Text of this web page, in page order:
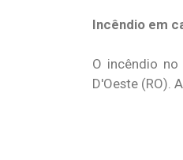
Incêndio em
O incêndio
D'Oeste (RO).